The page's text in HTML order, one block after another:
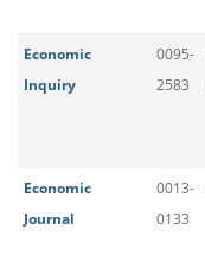
Economic
Inquiry
0095-
2583
Economic
Journal
0013-
0133